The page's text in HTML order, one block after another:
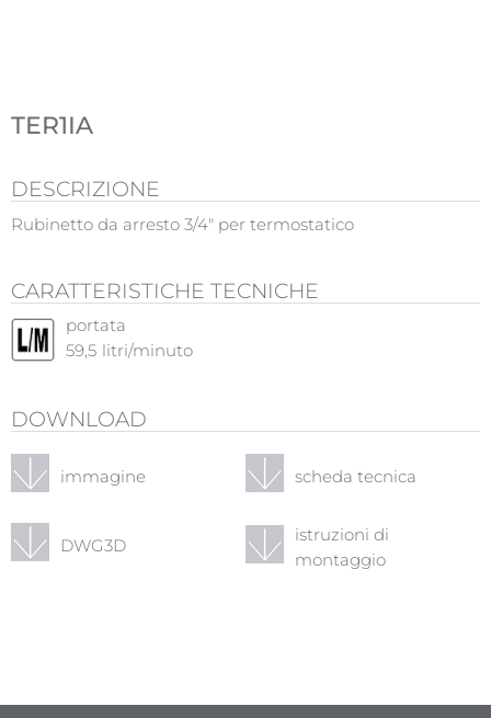
TER1IA
DESCRIZIONE
Rubinetto da arresto 3/4" per termostatico
CARATTERISTICHE TECNICHE
portata
59,5 litri/minuto
DOWNLOAD
immagine scheda tecnica
DWG3D
istruzioni di
montaggio